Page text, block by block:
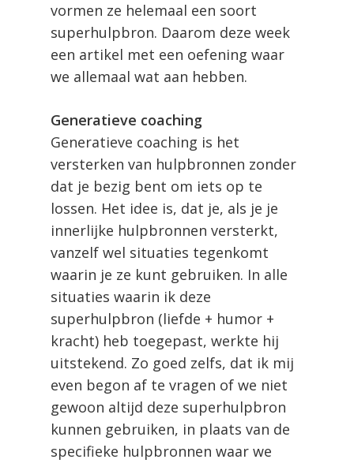
vormen ze helemaal een soort
superhulpbron. Daarom deze week
een artikel met een oefening waar
we allemaal wat aan hebben.
Generatieve coaching
Generatieve coaching is het
versterken van hulpbronnen zonder
dat je bezig bent om iets op te
lossen. Het idee is, dat je, als je je
innerlijke hulpbronnen versterkt,
vanzelf wel situaties tegenkomt
waarin je ze kunt gebruiken. In alle
situaties waarin ik deze
superhulpbron (liefde + humor +
kracht) heb toegepast, werkte hij
uitstekend. Zo goed zelfs, dat ik mij
even begon af te vragen of we niet
gewoon altijd deze superhulpbron
kunnen gebruiken, in plaats van de
specifieke hulpbronnen waar we